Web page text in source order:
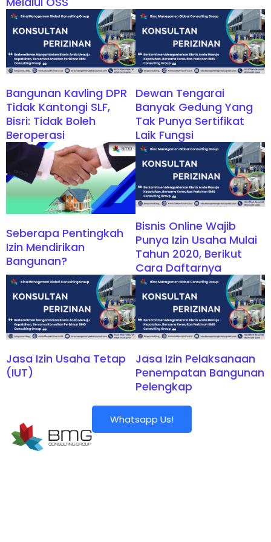
Bangunan Kavling DPR
Tidak Kantongi SLF,
Bisri: Tidak Boleh
Beroperasi
Dewan Tengarai
Banyak Gedung Yang
Tak Punya Sertifikat
Laik Fungsi
Seberapa Pentingkah
Izin Mendirikan
Bangunan?
Bisnis Online Wajib
Punya Izin Usaha Mulai
Tahun 2020, Berikut
Cara Daftarnya
Jasa Izin Usaha Tetap
(IUT)
Jasa Izin Pelaksanaan
Penempatan Bangunan
Pelengkap
Whatsapp Us!